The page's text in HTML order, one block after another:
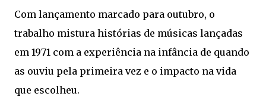
Com lançamento marcado para outubro, o
trabalho mistura histórias de músicas lançadas
em 1971 com a experiência na infância de quando
as ouviu pela primeira vez e o impacto na vida
que escolheu.